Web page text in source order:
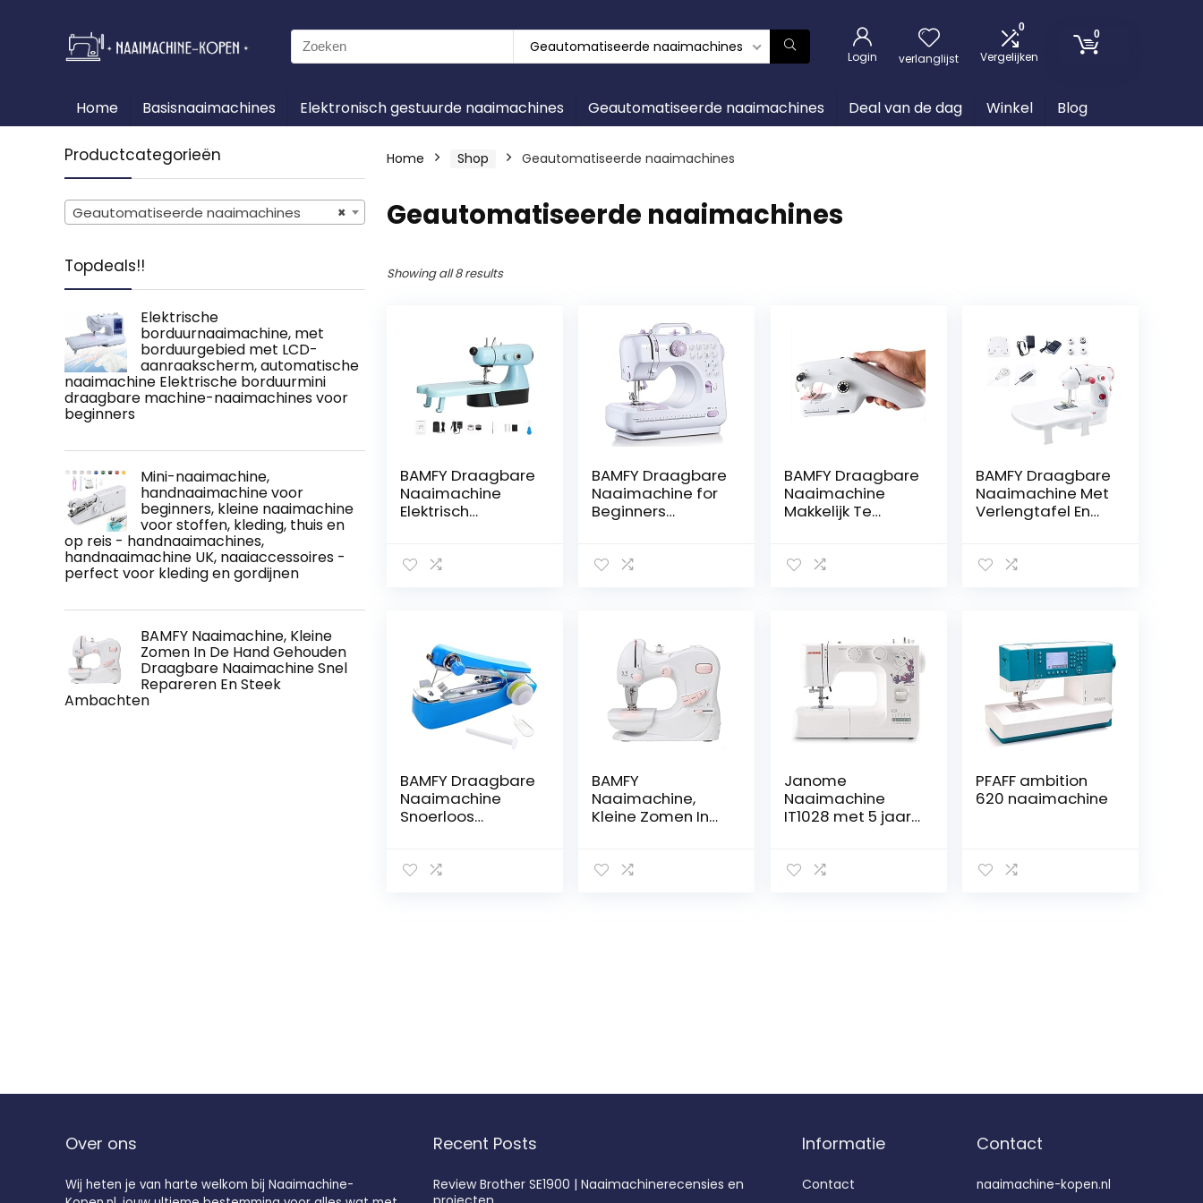
Search
for:
Geautomatiseerde naaimachines
Login verlanglijst
0
Vergelijken
0
Home Basisnaaimachines Elektronisch gestuurde naaimachines Geautomatiseerde naaimachines Deal van de dag Winkel Blog
Productcategorieën
×
Geautomatiseerde naaimachines
Topdeals!!
Elektrische
borduurnaaimachine, met
borduurgebied met LCD-
aanraakscherm, automatische
naaimachine Elektrische borduurmini
draagbare machine-naaimachines voor
beginners
Mini-naaimachine,
handnaaimachine voor
beginners, kleine naaimachine
voor stoffen, kleding, thuis en
op reis - handnaaimachines,
handnaaimachine UK, naaiaccessoires -
perfect voor kleding en gordijnen
BAMFY Naaimachine, Kleine
Zomen In De Hand Gehouden
Draagbare Naaimachine Snel
Repareren En Steek
Ambachten
Home Shop Geautomatiseerde naaimachines
Geautomatiseerde naaimachines
Showing all 8 results
BAMFY Draagbare
Naaimachine
Elektrisch
p Met
BAMFY Draagbare
Naaimachine for
Beginners
Voetpedaal
BAMFY Draagbare
Naaimachine
Makkelijk Te
e for Thuis Reizen
Liefhebbers
(Color : Wit)
BAMFY Draagbare
Naaimachine Met
Verlengtafel En
Naaigereedscha
Besturen for
Beginners (Color :
Red)
BAMFY Draagbare
Naaimachine
Snoerloos
Handnaaimachin
BAMFY
Naaimachine,
Kleine Zomen In
Draagbare
Janome
Naaimachine
IT1028 met 5 jaar
PFAFF ambition
620 naaimachine
Over ons
Wij heten je van harte welkom bij Naaimachine-
Recent Posts
Review Brother SE1900 | Naaimachinerecensies en
Informatie
Contact
Contact
naaimachine-kopen.nl